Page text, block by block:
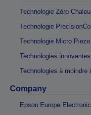
Technologie Zéro
Technologie
Technologie Micro Piezo
Technologies innovantes
Technologies à moindre
Company
Epson Europe